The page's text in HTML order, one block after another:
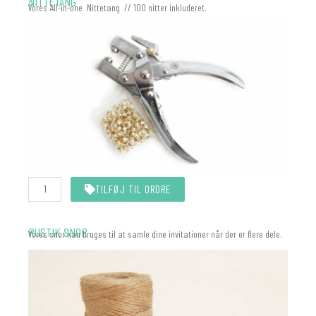
Vores All-in-one Nittetang // 100 nitter inkluderet.
Nittetang
In-
(Eyelet)
antal
TILFØJ TIL ORDRE
RUSTIK SNOR
Vores snor kan bruges til at samle dine invitationer når der er flere dele.